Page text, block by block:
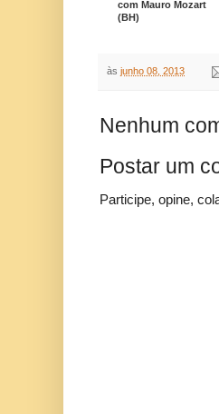
com Mauro Mozart
(BH)
às junho 08, 2013
Nenhum
Postar um
Participe, opine,